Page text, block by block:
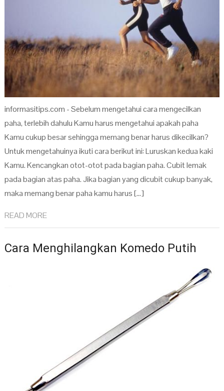
informasitips.com - Sebelum mengetahui cara mengecilkan
paha, terlebih dahulu Kamu harus mengetahui apakah paha
Kamu cukup besar sehingga memang benar harus dikecilkan?
Untuk mengetahuinya ikuti cara berikut ini: Luruskan kedua kaki
Kamu. Kencangkan otot-otot pada bagian paha. Cubit lemak
pada bagian atas paha. Jika bagian yang dicubit cukup banyak,
maka memang benar paha kamu harus […]
READ MORE
Cara Menghilangkan Komedo Putih